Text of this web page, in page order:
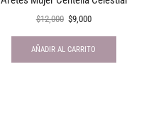
$12,000 $9,000
AÑADIR AL CARRITO